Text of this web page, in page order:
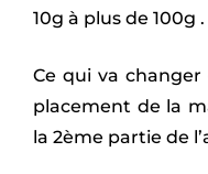
10g à plus de 100g .
Ce qui va changer
placement de la
la 2ème partie de